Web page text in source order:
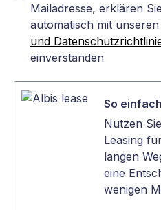
Mailadresse, erklären
automatisch mit unseren
und
einverstanden
So
Nutzen
Leasing
langen
eine
wenigen